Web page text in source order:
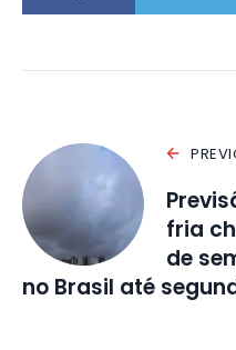
fria
de
no Brasil até